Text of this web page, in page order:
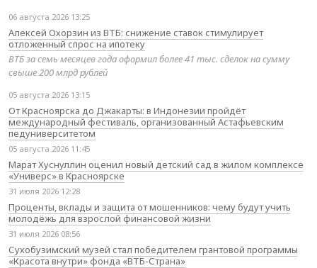
06 августа 2026 13:25
Алексей Охорзин из ВТБ: снижение ставок стимулирует
отложенный спрос на ипотеку
ВТБ за семь месяцев года оформил более 41 тыс. сделок на сумму
свыше 200 млрд рублей
05 августа 2026 13:15
От Красноярска до Джакарты: в Индонезии пройдёт
международный фестиваль, организованный Астафьевским
педуниверситетом
05 августа 2026 11:45
Марат Хуснуллин оценил новый детский сад в жилом комплексе
«Универс» в Красноярске
31 июля 2026 12:28
Проценты, вклады и защита от мошенников: чему будут учить
молодёжь для взрослой финансовой жизни
31 июля 2026 08:56
Сухобузимский музей стал победителем грантовой программы
«Красота внутри» фонда «ВТБ-Страна»